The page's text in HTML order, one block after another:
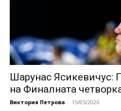
Шарунас Ясикевичус:
на Финалната
Виктория Петрова - 15/05/2026